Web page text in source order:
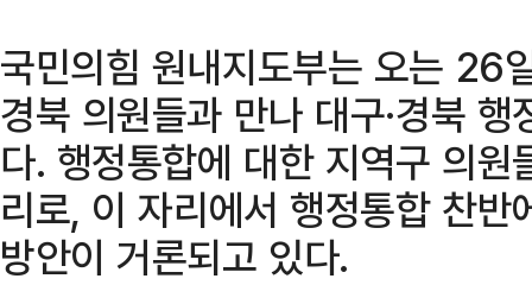
국민의힘 원내지도부는 오는 26
경북 의원들과 만나 대구·경북
다. 행정통합에 대한 지역구 의
리로, 이 자리에서 행정통합 찬
방안이 거론되고 있다.